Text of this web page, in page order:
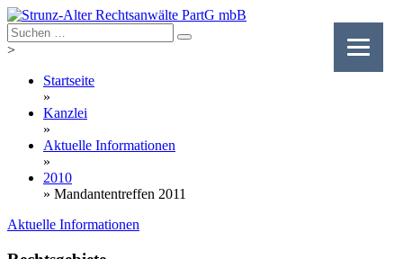
Skip
to
content
>
Startseite
»
Kanzlei
»
Aktuelle Informationen
»
2010
» Mandantentreffen 2011
Aktuelle Informationen